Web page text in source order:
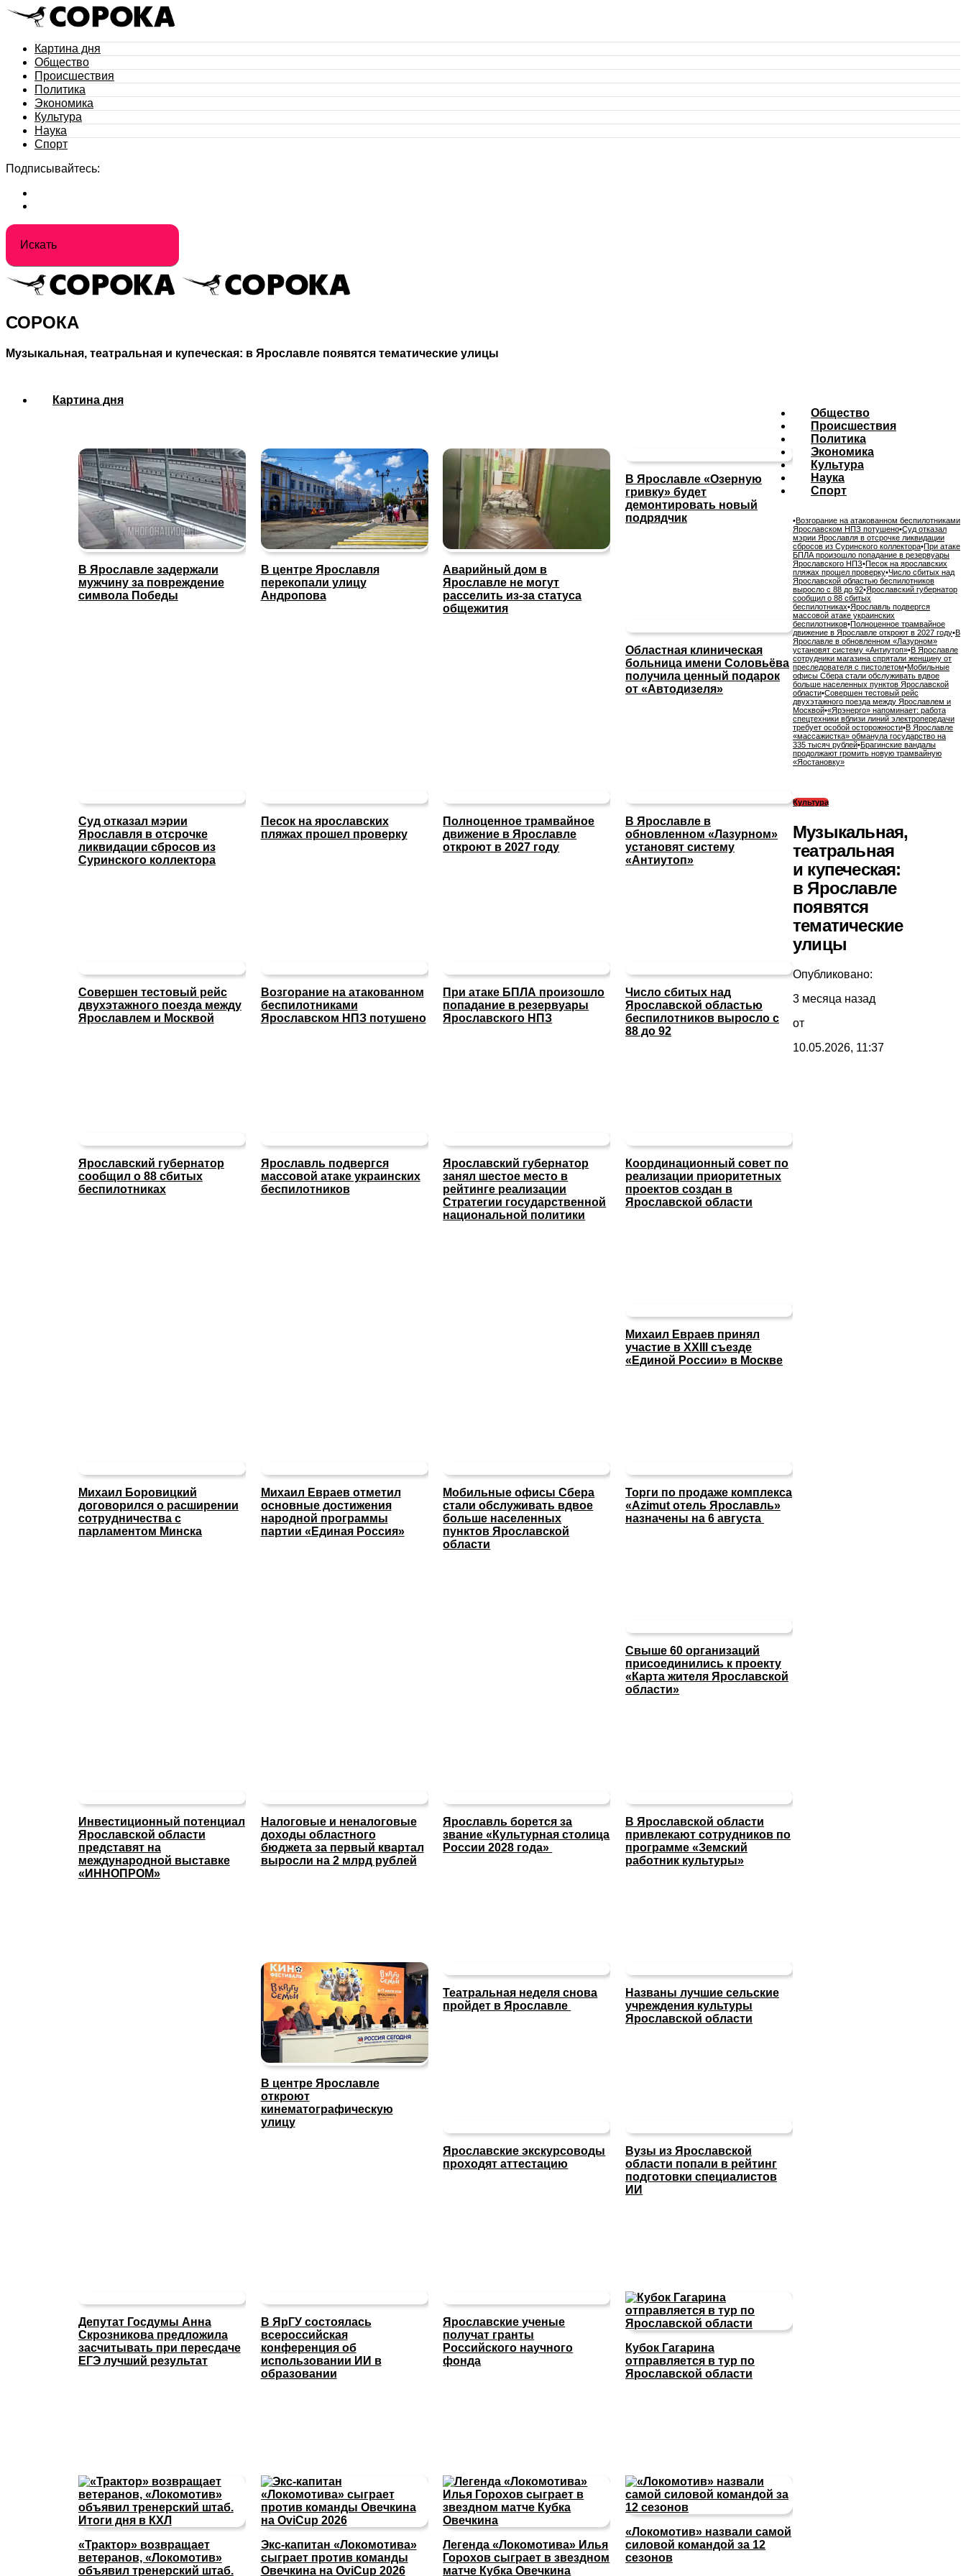
Картина дня
Общество
Происшествия
Политика
Экономика
Культура
Наука
Спорт
Подписывайтесь:
СОРОКА
Музыкальная, театральная и купеческая: в Ярославле появятся тематические улицы
Картина дня
В Ярославле задержали
мужчину за повреждение
символа Победы
В центре Ярославля
перекопали улицу
Андропова
Аварийный дом в
Ярославле не могут
расселить из-за статуса
общежития
В Ярославле «Озерную
гривку» будет
демонтировать новый
подрядчик
Областная клиническая
больница имени Соловьёва
получила ценный подарок
от «Автодизеля»
Общество
Суд отказал мэрии
Ярославля в отсрочке
ликвидации сбросов из
Суринского коллектора
Песок на ярославских
пляжах прошел проверку
Полноценное трамвайное
движение в Ярославле
откроют в 2027 году
В Ярославле в
обновленном «Лазурном»
установят систему
«Антиутоп»
Совершен тестовый рейс
двухэтажного поезда между
Ярославлем и Москвой
Происшествия
Возгорание на атакованном
беспилотниками
Ярославском НПЗ потушено
При атаке БПЛА произошло
попадание в резервуары
Ярославского НПЗ
Число сбитых над
Ярославской областью
беспилотников выросло с
88 до 92
Ярославский губернатор
сообщил о 88 сбитых
беспилотниках
Ярославль подвергся
массовой атаке украинских
беспилотников
Политика
Ярославский губернатор
занял шестое место в
рейтинге реализации
Стратегии государственной
национальной политики
Координационный совет по
реализации приоритетных
проектов создан в
Ярославской области
Михаил Евраев принял
участие в XXIII съезде
«Единой России» в Москве
Михаил Боровицкий
договорился о расширении
сотрудничества с
парламентом Минска
Михаил Евраев отметил
основные достижения
народной программы
партии «Единая Россия»
Экономика
Мобильные офисы Сбера
стали обслуживать вдвое
больше населенных
пунктов Ярославской
области
Торги по продаже комплекса
«Azimut отель Ярославль»
назначены на 6 августа
Свыше 60 организаций
присоединились к проекту
«Карта жителя Ярославской
области»
Инвестиционный потенциал
Ярославской области
представят на
международной выставке
«ИННОПРОМ»
Налоговые и неналоговые
доходы областного
бюджета за первый квартал
выросли на 2 млрд рублей
Культура
Ярославль борется за
звание «Культурная столица
России 2028 года»
В Ярославской области
привлекают сотрудников по
программе «Земский
работник культуры»
В центре Ярославле
откроют
кинематографическую
улицу
Театральная неделя снова
пройдет в Ярославле
Названы лучшие сельские
учреждения культуры
Ярославской области
Наука
Ярославские экскурсоводы
проходят аттестацию
Вузы из Ярославской
области попали в рейтинг
подготовки специалистов
ИИ
Депутат Госдумы Анна
Скрозникова предложила
засчитывать при пересдаче
ЕГЭ лучший результат
В ЯрГУ состоялась
всероссийская
конференция об
использовании ИИ в
образовании
Ярославские ученые
получат гранты
Российского научного
фонда
Спорт
Кубок Гагарина
отправляется в тур по
Ярославской области
«Трактор» возвращает
ветеранов, «Локомотив»
объявил тренерский штаб.
Экс-капитан «Локомотива»
сыграет против команды
Овечкина на OviCup 2026
Легенда «Локомотива» Илья
Горохов сыграет в звездном
матче Кубка Овечкина
«Локомотив» назвали самой
силовой командой за 12
сезонов
•Возгорание на атакованном беспилотниками
Ярославском НПЗ потушено•Суд отказал
мэрии Ярославля в отсрочке ликвидации
сбросов из Суринского коллектора•При атаке
БПЛА произошло попадание в резервуары
Ярославского НПЗ•Песок на ярославских
пляжах прошел проверку•Число сбитых над
Ярославской областью беспилотников
выросло с 88 до 92•Ярославский губернатор
сообщил о 88 сбитых
беспилотниках•Ярославль подвергся
массовой атаке украинских
беспилотников•Полноценное трамвайное
движение в Ярославле откроют в 2027 году•В
Ярославле в обновленном «Лазурном»
установят систему «Антиутоп»•В Ярославле
сотрудники магазина спрятали женщину от
преследователя с пистолетом•Мобильные
офисы Сбера стали обслуживать вдвое
больше населенных пунктов Ярославской
области•Совершен тестовый рейс
двухэтажного поезда между Ярославлем и
Москвой•«Ярэнерго» напоминает: работа
спецтехники вблизи линий электропередачи
требует особой осторожности•В Ярославле
«массажистка» обманула государство на
335 тысяч рублей•Брагинские вандалы
продолжают громить новую трамвайную
«Яостановку»
Культура
Музыкальная,
театральная
и купеческая:
в Ярославле
появятся
тематические
улицы
Опубликовано:
3 месяца назад
от
10.05.2026, 11:37